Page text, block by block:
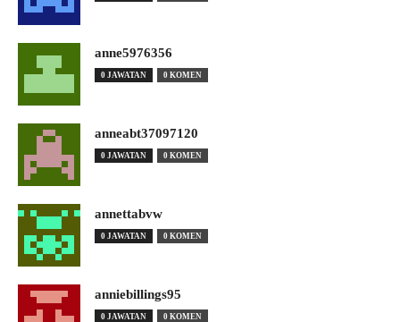
anne5976356
0 JAWATAN 0 KOMEN
anneabt37097120
0 JAWATAN 0 KOMEN
annettabvw
0 JAWATAN 0 KOMEN
anniebillings95
0 JAWATAN 0 KOMEN